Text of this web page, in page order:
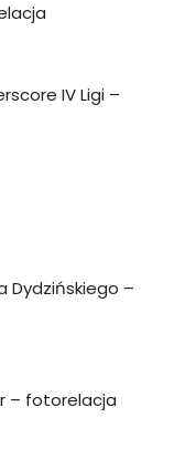
IV Ligi –
Dydzińskiego –
– fotorelacja